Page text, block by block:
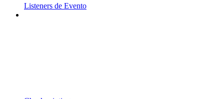
Listeners de Evento